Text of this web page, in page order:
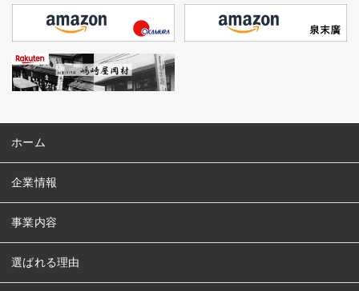
ホーム
企業情報
事業内容
選ばれる理由